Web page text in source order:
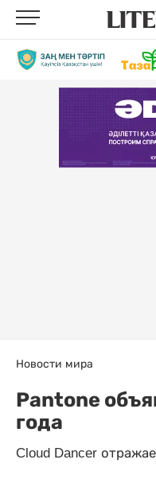
Новости мира
Pantone
года
Cloud Dancer